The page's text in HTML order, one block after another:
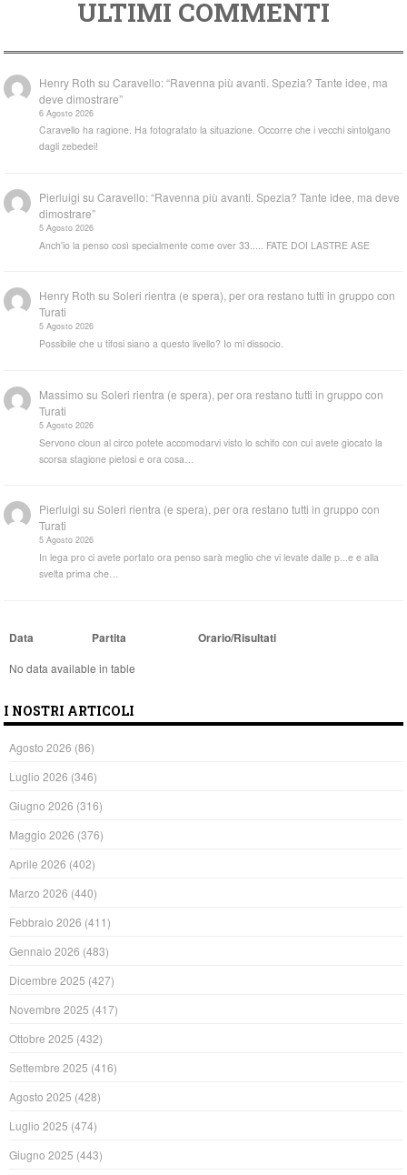
ULTIMI COMMENTI
Henry Roth suCaravello: “Ravenna più avanti. Spezia? Tante idee, ma
deve dimostrare”
6 Agosto 2026
Caravello ha ragione. Ha fotografato la situazione. Occorre che i vecchi sintolgano
dagli zebedei!
Pierluigi suCaravello: “Ravenna più avanti. Spezia? Tante idee, ma deve
dimostrare”
5 Agosto 2026
Anch'io la penso così specialmente come over 33..... FATE DOI LASTRE ASE
Henry Roth suSoleri rientra (e spera), per ora restano tutti in gruppo con
Turati
5 Agosto 2026
Possibile che u tifosi siano a questo livello? Io mi dissocio.
Massimo suSoleri rientra (e spera), per ora restano tutti in gruppo con
Turati
5 Agosto 2026
Servono cloun al circo potete accomodarvi visto lo schifo con cui avete giocato la
scorsa stagione pietosi e ora cosa…
Pierluigi suSoleri rientra (e spera), per ora restano tutti in gruppo con
Turati
5 Agosto 2026
In lega pro ci avete portato ora penso sarà meglio che vi levate dalle p...e e alla
svelta prima che…
Data Partita Orario/Risultati
No data available in table
I NOSTRI ARTICOLI
Agosto 2026 (86)
Luglio 2026 (346)
Giugno 2026 (316)
Maggio 2026 (376)
Aprile 2026 (402)
Marzo 2026 (440)
Febbraio 2026 (411)
Gennaio 2026 (483)
Dicembre 2025 (427)
Novembre 2025 (417)
Ottobre 2025 (432)
Settembre 2025 (416)
Agosto 2025 (428)
Luglio 2025 (474)
Giugno 2025 (443)